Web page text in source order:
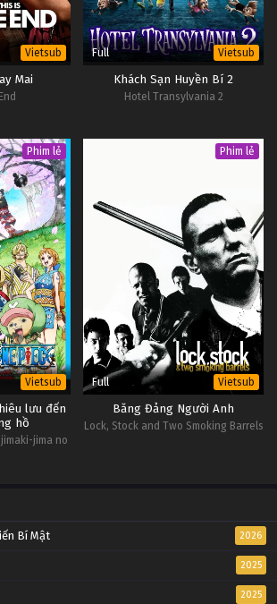
Vietsub
Mai
Full Vietsub
Khách Sạn Huyền Bí 2
Hotel Transylvania 2
Phim lẻ
Vietsub
lưu đến
hồ
jima no
Phim lẻ
Full Vietsub
Băng Đảng Người Anh
Lock, Stock and Two Smoking Barrels
Bí Mật 2026
2025
2025